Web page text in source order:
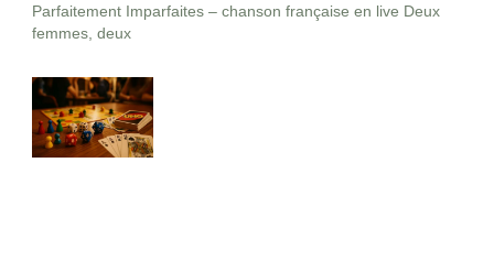
Parfaitement Imparfaites – chanson française en live Deux
femmes, deux